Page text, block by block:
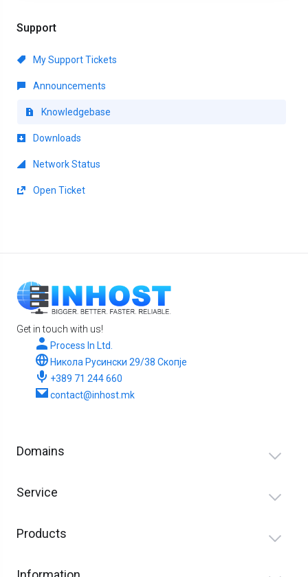
Support
My Support Tickets
Announcements
Knowledgebase
Downloads
Network Status
Open Ticket
Get in touch with us!
Process In Ltd.
Никола Русински 29/38 Скопје
+389 71 244 660
contact@inhost.mk
Domains
Service
Products